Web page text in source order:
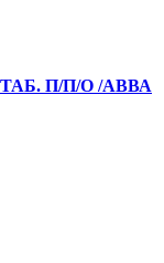
П/П/О /АВВА